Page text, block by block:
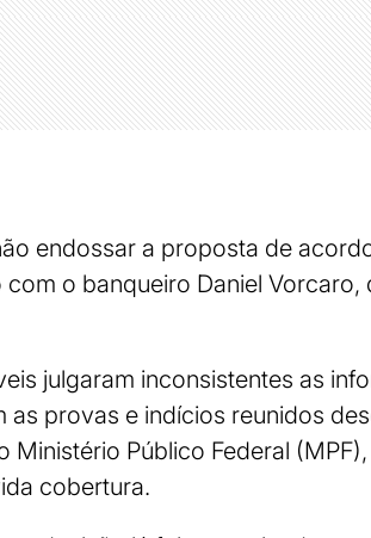
endossar a proposta de
o banqueiro Daniel
julgaram inconsistentes as
provas e indícios reunidos
Público Federal
cobertura.